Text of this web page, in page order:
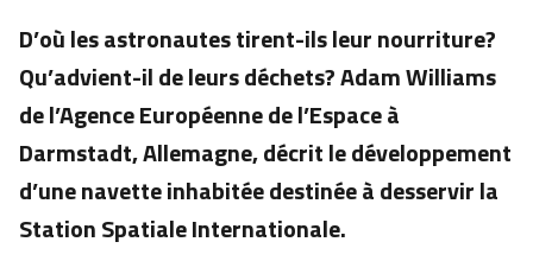
D’où les astronautes tirent-ils leur nourriture?
Qu’advient-il de leurs déchets? Adam Williams
de l’Agence Européenne de l’Espace à
Darmstadt, Allemagne, décrit le développement
d’une navette inhabitée destinée à desservir la
Station Spatiale Internationale.